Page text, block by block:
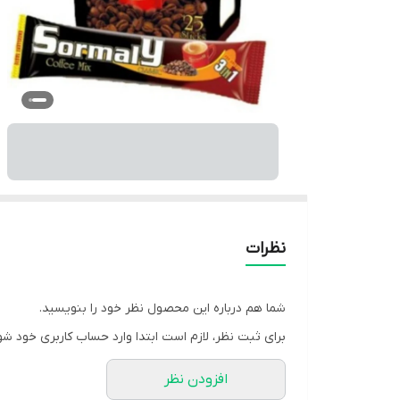
نظرات
شما هم درباره این محصول نظر خود را بنویسید.
برای ثبت نظر، لازم است ابتدا وارد حساب کاربری خود
افزودن نظر